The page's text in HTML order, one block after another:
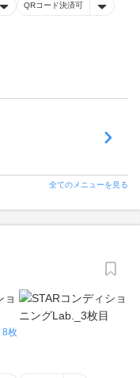
QRコード決済可
全てのメニューを見る
8枚